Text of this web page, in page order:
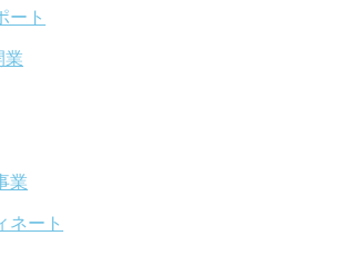
ート
業
業
ネート